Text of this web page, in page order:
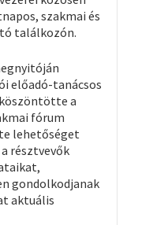
szakmai és
találkozón.
előadó-tanácsos
a
fórum
lehetőséget
résztvevők
gondolkodjanak
aktuális